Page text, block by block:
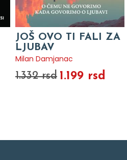
JOŠ OVO TI FALI ZA
LJUBAV
Milan Damjanac
1.332 rsd 1.199 rsd